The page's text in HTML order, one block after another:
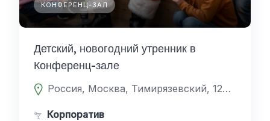
КОНФЕРЕНЦ-ЗАЛ
Детский, новогодний утренник в
Конференц-зале
Россия, Москва, Тимирязевский, 127238, Дмитровское шоссе 81
Корпоратив